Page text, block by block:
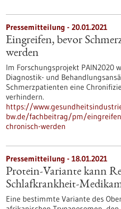
Pressemitteilung - 20.01.2021
Eingreifen, bevor
werden
Im Forschungsprojekt PAIN2020
Diagnostik- und
Schmerzpatienten eine
verhindern.
https://
bw.de/fachbeitrag/pm/
chronisch-werden
Pressemitteilung - 18.01.2021
Protein-Variante kann
Schlafkrankheit-
Eine bestimmte Variante des